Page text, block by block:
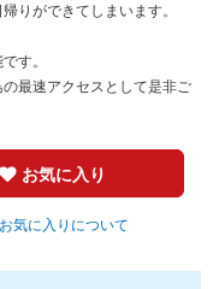
りができてしまいます。
す。
最速アクセスとして是非ご
お気に入り
お気に入りについて